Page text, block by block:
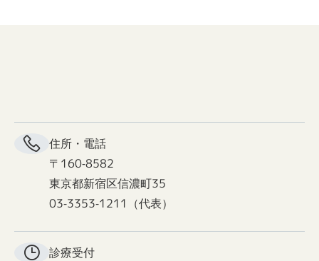
住所・電話
〒160-8582
東京都新宿区信濃町35
03-3353-1211（代表）
診療受付